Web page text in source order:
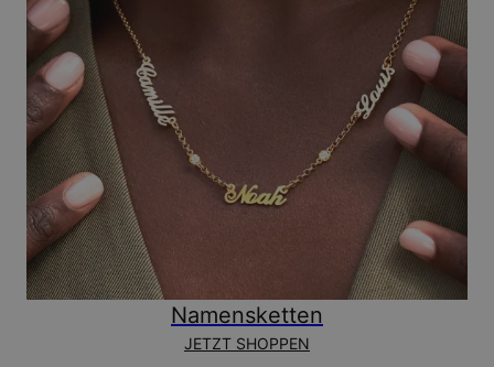
Namensketten
JETZT SHOPPEN